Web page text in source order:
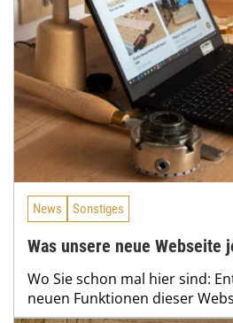
News Sonstiges
Was unsere neue Webseite
Wo Sie schon mal hier sind:
neuen Funktionen dieser